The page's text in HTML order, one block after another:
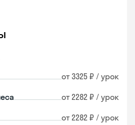
от 3325 ₽ / урок
от 2282 ₽ / урок
от 2282 ₽ / урок